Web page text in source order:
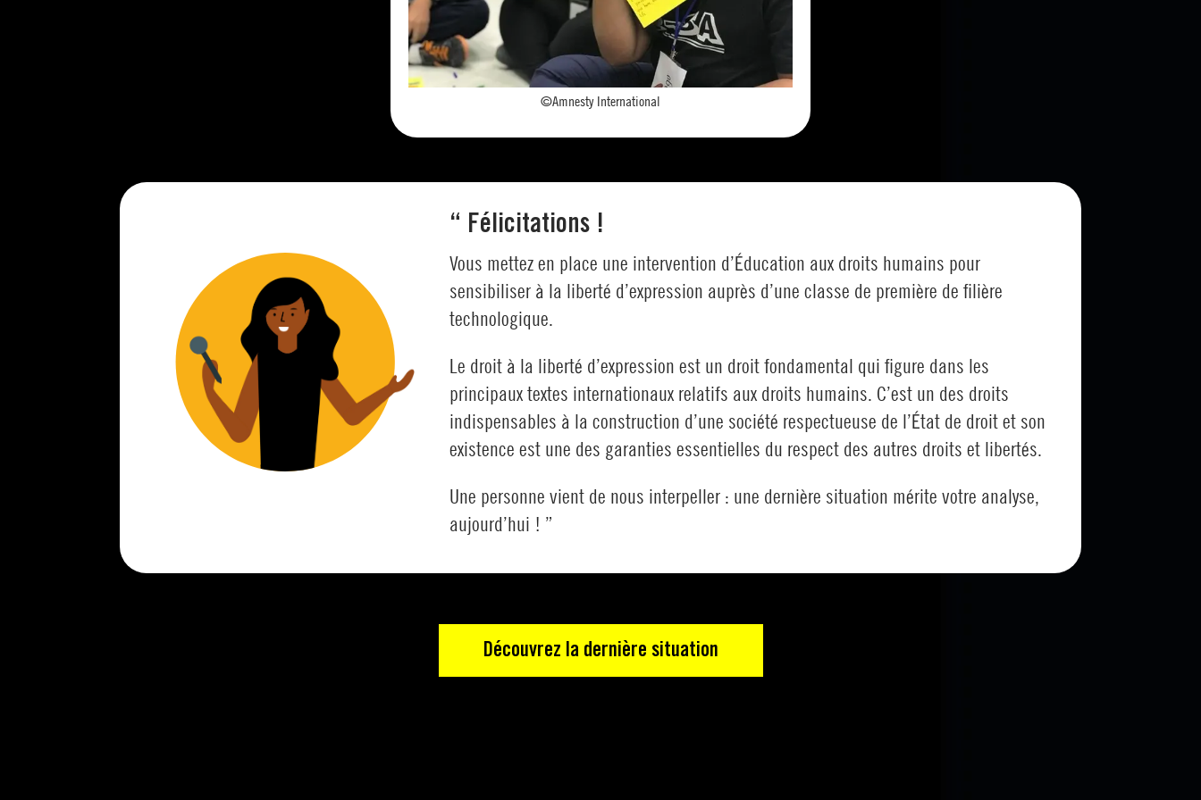
©Amnesty International
“ Félicitations !
Vous mettez en place une intervention d’Éducation aux droits humains pour
sensibiliser à la liberté d’expression auprès d’une classe de première de filière
technologique.
Le droit à la liberté d’expression est un droit fondamental qui figure dans les
principaux textes internationaux relatifs aux droits humains. C’est un des droits
indispensables à la construction d’une société respectueuse de l’État de droit et son
existence est une des garanties essentielles du respect des autres droits et libertés.
Une personne vient de nous interpeller : une dernière situation mérite votre analyse,
aujourd’hui ! ”
Découvrez la dernière situation